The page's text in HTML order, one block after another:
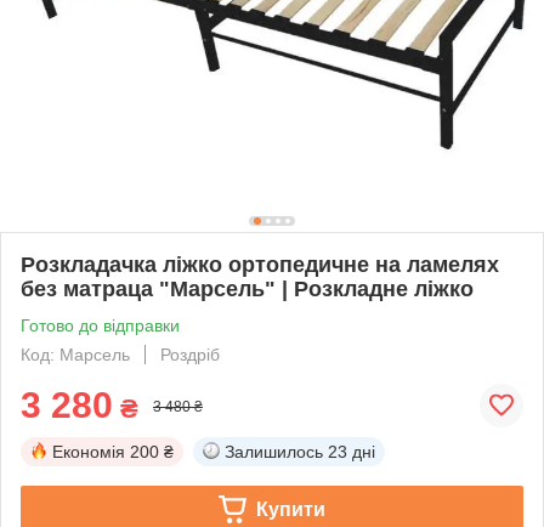
Розкладачка ліжко ортопедичне на ламелях
без матраца "Марсель" | Розкладне ліжко
Готово до відправки
Код: Марсель
Роздріб
3 280 ₴ 3 480 ₴
Економія 200 ₴ Залишилось 23 дні
Купити